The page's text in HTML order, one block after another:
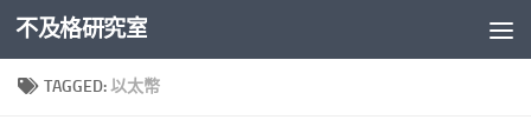
Skip to content
不及格研究室
TAGGED:以太幣